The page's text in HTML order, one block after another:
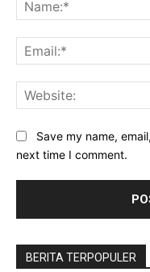
Save my name,
next time I comment.
BERITA TERPOPULER